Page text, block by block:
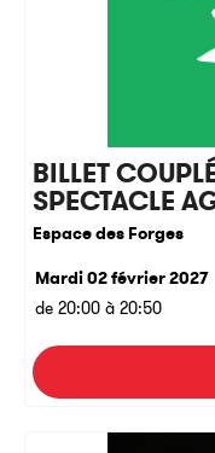
BILLET
SPECTACLE
Espace des Forges
Mardi 02 février 2027
de 20:00 à 20:50